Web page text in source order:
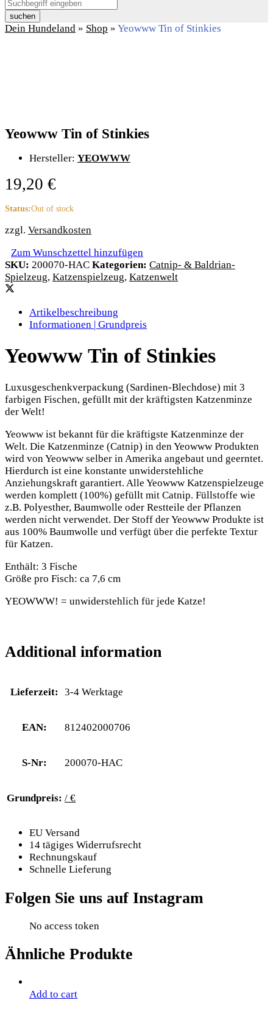
suchen
Dein Hundeland » Shop » Yeowww Tin of Stinkies
Yeowww Tin of Stinkies
Hersteller: YEOWWW
19,20 €
Status:Out of stock
zzgl. Versandkosten
Zum Wunschzettel hinzufügen
SKU: 200070-HAC Kategorien: Catnip- & Baldrian-
Spielzeug, Katzenspielzeug, Katzenwelt
Artikelbeschreibung
Informationen | Grundpreis
Yeowww Tin of Stinkies
Luxusgeschenkverpackung (Sardinen-Blechdose) mit 3
farbigen Fischen, gefüllt mit der kräftigsten Katzenminze
der Welt!
Yeowww ist bekannt für die kräftigste Katzenminze der
Welt. Die Katzenminze (Catnip) in den Yeowww Produkten
wird von Yeowww selber in Amerika angebaut und geerntet.
Hierdurch ist eine konstante unwiderstehliche
Anziehungskraft garantiert. Alle Yeowww Katzenspielzeuge
werden komplett (100%) gefüllt mit Catnip. Füllstoffe wie
z.B. Polyesther, Baumwolle oder Restteile der Pflanzen
werden nicht verwendet. Der Stoff der Yeowww Produkte ist
aus 100% Baumwolle und verfügt über die perfekte Textur
für Katzen.
Enthält: 3 Fische
Größe pro Fisch: ca 7,6 cm
YEOWWW! = unwiderstehlich für jede Katze!
Additional information
Lieferzeit: 3-4 Werktage
EAN: 812402000706
S-Nr: 200070-HAC
Grundpreis: / €
EU Versand
14 tägiges Widerrufsrecht
Rechnungskauf
Schnelle Lieferung
Folgen Sie uns auf Instagram
No access token
Ähnliche Produkte
Add to cart